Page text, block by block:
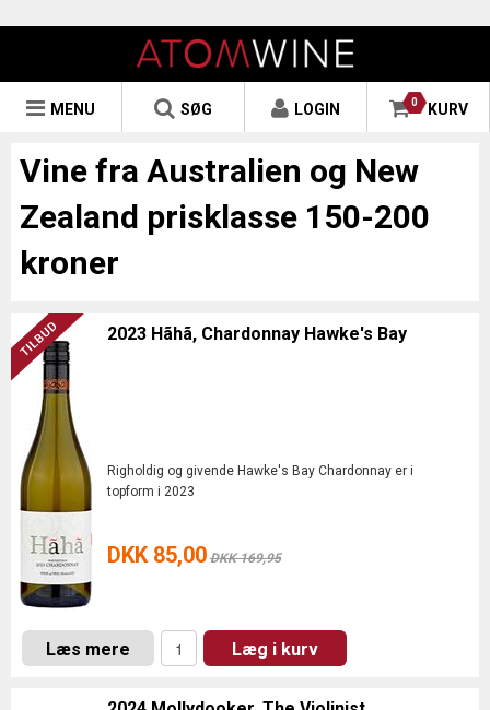
0 KURV
LOGIN
SØG
MENU
Vine fra Australien og New
Zealand prisklasse 150-200
kroner
2023 Hãhã, Chardonnay Hawke's Bay
Righoldig og givende Hawke's Bay Chardonnay er i
topform i 2023
DKK 85,00 DKK 169,95
Læs mere Læg i kurv